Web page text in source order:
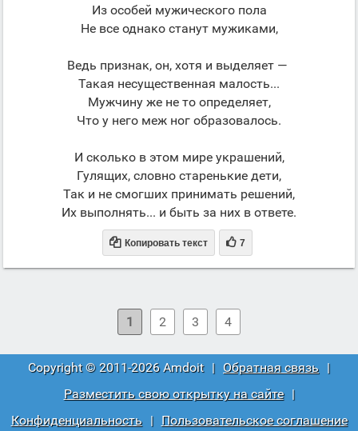
Из особей мужического пола
Не все однако станут мужиками,
Ведь признак, он, хотя и выделяет —
Такая несущественная малость...
Мужчину же не то определяет,
Что у него меж ног образовалось.
И сколько в этом мире украшений,
Гулящих, словно старенькие дети,
Так и не смогших принимать решений,
Их выполнять... и быть за них в ответе.
 Копировать текст  7
1 2 3 4
Copyright © 2011-2026 Amdoit | Обратная связь |
Разместить свою открытку на сайте
|
Конфиденциальность
| Пользовательское соглашение